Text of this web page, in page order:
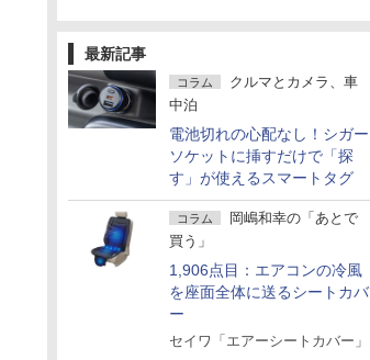
最新記事
コラム
クルマとカメラ、車
中泊
電池切れの心配なし！シガー
ソケットに挿すだけで「探
す」が使えるスマートタグ
コラム
岡嶋和幸の「あとで
買う」
1,906点目：エアコンの冷風
を座面全体に送るシートカバ
ー
セイワ「エアーシートカバー」